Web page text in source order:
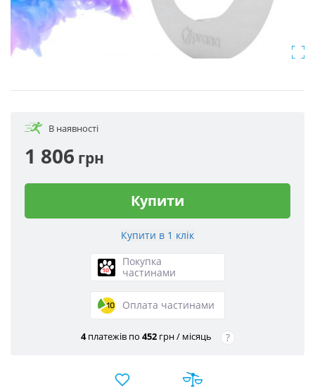
В наявності
1 806 грн
Купити
Покупка
частинами
Оплата частинами
4платежів по 452грн / місяць ?